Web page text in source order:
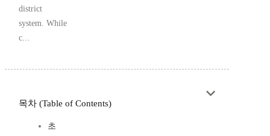
district
system. While
c...
목차 (Table of Contents)
초